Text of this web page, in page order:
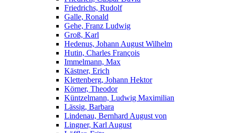
Friedrichs, Rudolf
Galle, Ronald
Gehe, Franz Ludwig
Groß, Karl
Hedenus, Johann August Wilhelm
Hutin, Charles François
Immelmann, Max
Kästner, Erich
Klettenberg, Johann Hektor
Körner, Theodor
Küntzelmann, Ludwig Maximilian
Lässig, Barbara
Lindenau, Bernhard August von
Lingner, Karl August